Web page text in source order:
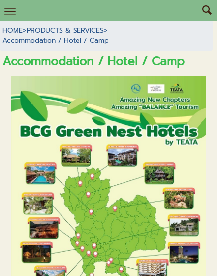
HOME>PRODUCTS & SERVICES>
Accommodation / Hotel / Camp
Accommodation / Hotel / Camp